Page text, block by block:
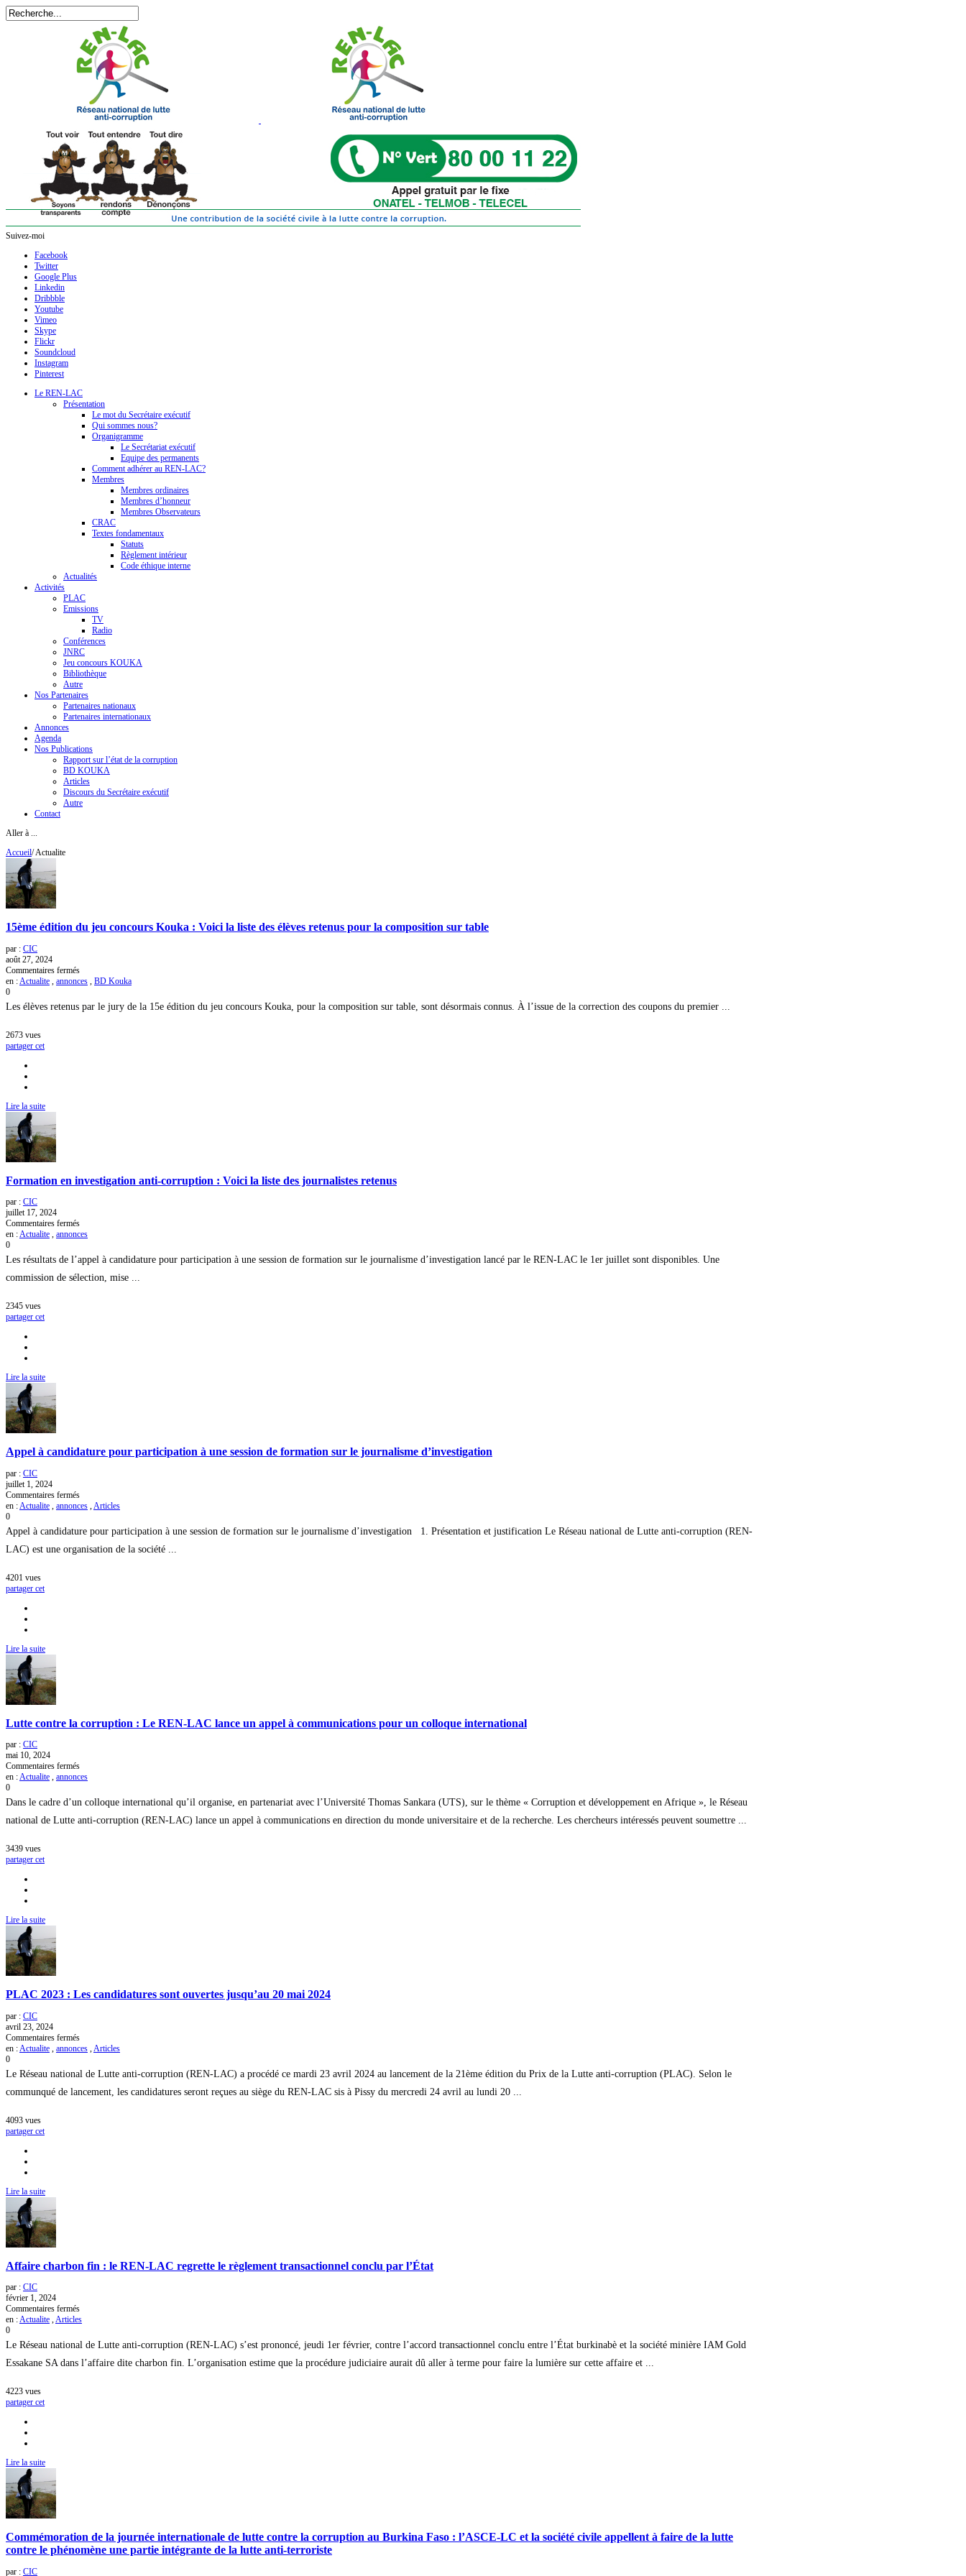
Suivez-moi
Facebook
Twitter
Google Plus
Linkedin
Dribbble
Youtube
Vimeo
Skype
Flickr
Soundcloud
Instagram
Pinterest
Le REN-LAC
Présentation
Le mot du Secrétaire exécutif
Qui sommes nous?
Organigramme
Le Secrétariat exécutif
Equipe des permanents
Comment adhérer au REN-LAC?
Membres
Membres ordinaires
Membres d’honneur
Membres Observateurs
CRAC
Textes fondamentaux
Statuts
Règlement intérieur
Code éthique interne
Actualités
Activités
PLAC
Emissions
TV
Radio
Conférences
JNRC
Jeu concours KOUKA
Bibliothèque
Autre
Nos Partenaires
Partenaires nationaux
Partenaires internationaux
Annonces
Agenda
Nos Publications
Rapport sur l’état de la corruption
BD KOUKA
Articles
Discours du Secrétaire exécutif
Autre
Contact
Aller à ...
Accueil/Actualite
15ème édition du jeu concours Kouka : Voici la liste des élèves retenus pour la composition sur table
par : CIC
août 27, 2024
Commentaires fermés
15ème
jeu
en : Actualite annonces
BD Kouka
0
Les élèves retenus par le jury de la 15e édition du jeu concours Kouka, pour la composition sur table, sont désormais connus. À l’issue de la correction des coupons du premier ...
2673 vues
partager cet
Lire la suite
Formation en investigation anti-corruption : Voici la liste des journalistes retenus
par : CIC
juillet 17, 2024
Commentaires ferméssur
Formation
investigation
anti-
corruption
en :Actualite , annonces
0
Les résultats de l’appel à candidature pour participation à une session de formation sur le journalisme d’investigation lancé par le REN-LAC le 1er juillet sont disponibles. Une
commission de sélection, mise ...
2345 vues
partager cet
Lire la suite
Appel à candidature pour participation à une session de formation sur le journalisme d’investigation
par : CIC
juillet 1, 2024
Commentaires fermés
Appel
pour
participation
en : Actualite annonces
Articles
0
Appel à candidature pour participation à une session de formation sur le journalisme d’investigation 1. Présentation et justification Le Réseau national de Lutte anti-corruption (REN-
LAC) est une organisation de la société ...
4201 vues
partager cet
Lire la suite
Lutte contre la corruption : Le REN-LAC lance un appel à communications pour un colloque international
par : CIC
mai 10, 2024
Commentaires ferméssur
Lutte
corruption
:
en :Actualite , annonces
0
Dans le cadre d’un colloque international qu’il organise, en partenariat avec l’Université Thomas Sankara (UTS), sur le thème « Corruption et développement en Afrique », le Réseau
national de Lutte anti-corruption (REN-LAC) lance un appel à communications en direction du monde universitaire et de la recherche. Les chercheurs intéressés peuvent soumettre ...
3439 vues
partager cet
Lire la suite
PLAC 2023 : Les candidatures sont ouvertes jusqu’au 20 mai 2024
par : CIC
avril 23, 2024
Commentaires fermés
PLAC
:
Les
candidatures
en : Actualite annonces
Articles
0
Le Réseau national de Lutte anti-corruption (REN-LAC) a procédé ce mardi 23 avril 2024 au lancement de la 21ème édition du Prix de la Lutte anti-corruption (PLAC). Selon le
communqué de lancement, les candidatures seront reçues au siège du REN-LAC sis à Pissy du mercredi 24 avril au lundi 20 ...
4093 vues
partager cet
Lire la suite
Affaire charbon fin : le REN-LAC regrette le règlement transactionnel conclu par l’État
par : CIC
février 1, 2024
Commentaires ferméssur
Affaire
fin
:
le
en :Actualite ,Articles
0
Le Réseau national de Lutte anti-corruption (REN-LAC) s’est prononcé, jeudi 1er février, contre l’accord transactionnel conclu entre l’État burkinabè et la société minière IAM Gold
Essakane SA dans l’affaire dite charbon fin. L’organisation estime que la procédure judiciaire aurait dû aller à terme pour faire la lumière sur cette affaire et ...
4223 vues
partager cet
Lire la suite
Commémoration de la journée internationale de lutte contre la corruption au Burkina Faso : l’ASCE-LC et la société civile appellent à faire de la lutte
contre le phénomène une partie intégrante de la lutte anti-terroriste
par : CIC